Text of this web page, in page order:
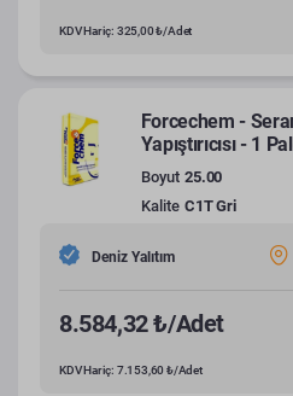
KDV Hariç: 325,00 ₺/Adet
Forcechem -
Yapıştırıcısı - 1
Boyut 25.00
Kalite C1T Gri
Deniz Yalıtım
8.584,32 ₺/Adet
KDV Hariç: 7.153,60 ₺/Adet